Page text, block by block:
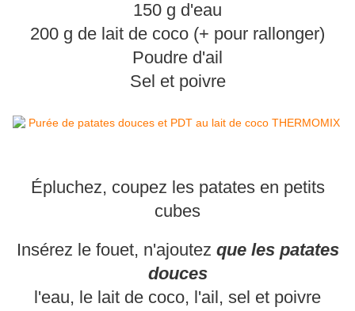
150 g d'eau
200 g de lait de coco (+ pour rallonger)
Poudre d'ail
Sel et poivre
Épluchez, coupez les patates en petits
cubes
Insérez le fouet, n'ajoutez que les patates
douces
l'eau, le lait de coco, l'ail, sel et poivre